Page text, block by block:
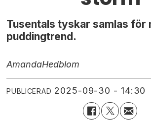
Tusentals tyskar samlas för
puddingtrend.
AmandaHedblom
PUBLICERAD 2025-09-30 - 14:30